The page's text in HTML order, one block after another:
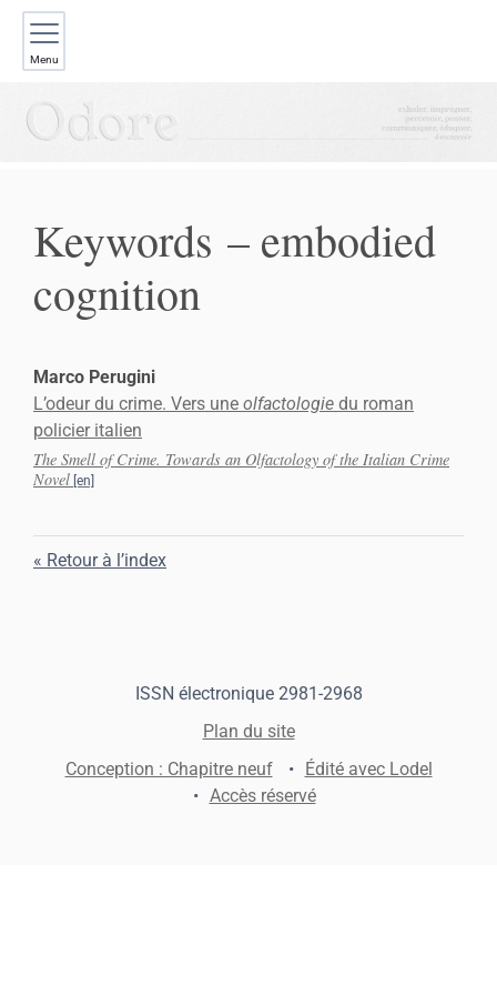
Menu
Keywords – embodied
cognition
Marco Perugini
L’odeur du crime. Vers une olfactologie du roman
policier italien
The Smell of Crime. Towards an Olfactology of the Italian Crime
Novel
Retour à l’index
ISSN électronique 2981-2968
Plan du site
Conception : Chapitre neuf
Édité avec Lodel
Accès réservé